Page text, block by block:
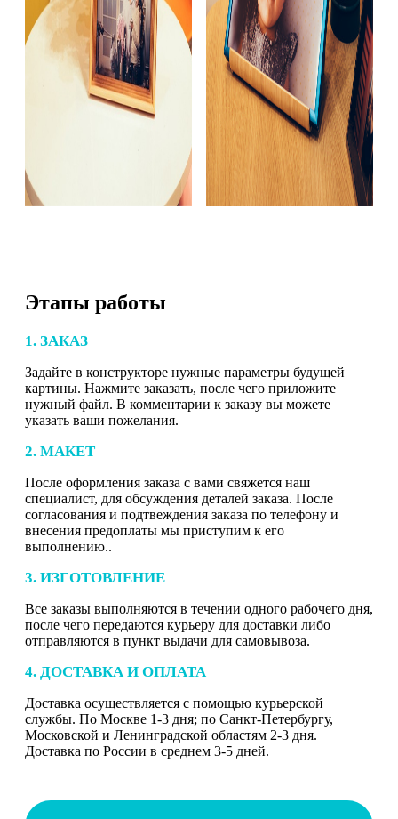
Этапы работы
1. ЗАКАЗ
Задайте в конструкторе нужные параметры будущей
картины. Нажмите заказать, после чего приложите
нужный файл. В комментарии к заказу вы можете
указать ваши пожелания.
2. МАКЕТ
После оформления заказа с вами свяжется наш
специалист, для обсуждения деталей заказа. После
согласования и подтвеждения заказа по телефону и
внесения предоплаты мы приступим к его
выполнению..
3. ИЗГОТОВЛЕНИЕ
Все заказы выполняются в течении одного рабочего дня,
после чего передаются курьеру для доставки либо
отправляются в пункт выдачи для самовывоза.
4. ДОСТАВКА И ОПЛАТА
Доставка осуществляется с помощью курьерской
службы. По Москве 1-3 дня; по Санкт-Петербургу,
Московской и Ленинградской областям 2-3 дня.
Доставка по России в среднем 3-5 дней.